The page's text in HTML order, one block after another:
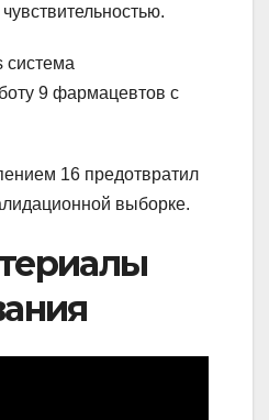
система
9 фармацевтов с
16 предотвратил
выборке.